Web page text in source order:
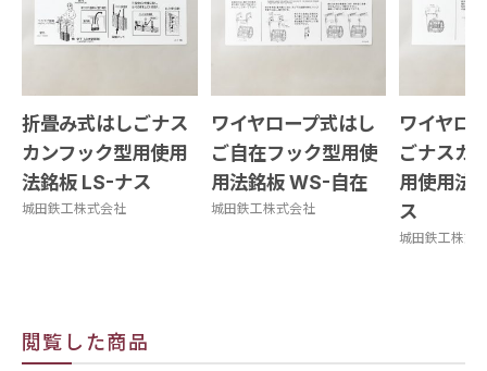
折畳み式はしごナス
カンフック型用使用
法銘板 LS-ナス
城田鉄工株式会社
ワイヤロープ式はし
ご自在フック型用使
用法銘板 WS-自在
城田鉄工株式会社
ワイヤロ
ごナスカ
用使用法
ス
城田鉄工株式
閲覧した商品